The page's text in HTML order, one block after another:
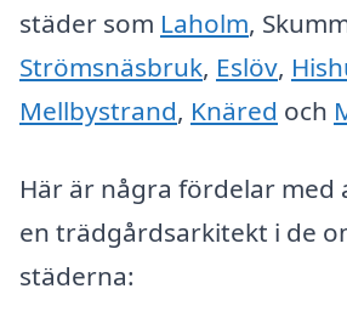
städer som Laholm,
Strömsnäsbruk, Eslöv,
Mellbystrand, Knäred och
Här är några fördelar med
en trädgårdsarkitekt i de
städerna: